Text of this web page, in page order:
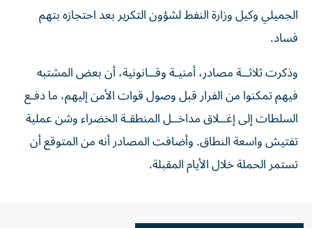
الجميلي وكيل وزارة النفط لشؤون التكرير بعد احتجازه بتهم
فساد.
وذكرت ثلاثــة مصادر، أمنيـة وقــانونية، أن بعض المشتبه
فيهم تمكنوا من الفرار قبل وصول قوات الأمن إليهم، ما دفـع
السلطات إلى إغــلاق مداخــل المنطقـة ​الخضراء وشن عملية
تفتيش واسعة النطاق. وأضافت المصادر أنه من المتوقع أن
تستمر الحملة خلال الأيام المقبلة.